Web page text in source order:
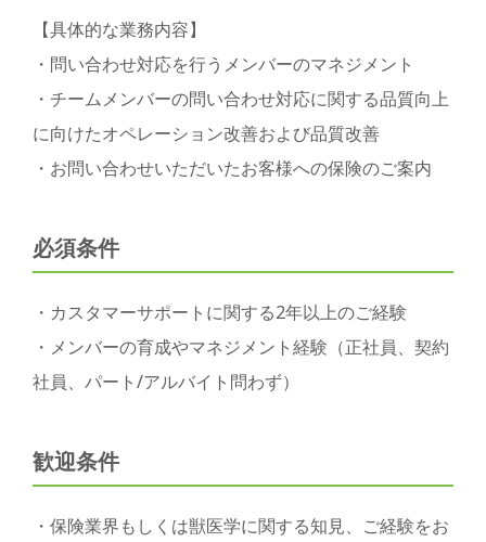
【具体的な業務内容】
・問い合わせ対応を行うメンバーのマネジメント
・チームメンバーの問い合わせ対応に関する品質向上
に向けたオペレーション改善および品質改善
・お問い合わせいただいたお客様への保険のご案内
必須条件
・カスタマーサポートに関する2年以上のご経験
・メンバーの育成やマネジメント経験（正社員、契約
社員、パート/アルバイト問わず）
歓迎条件
・保険業界もしくは獣医学に関する知見、ご経験をお